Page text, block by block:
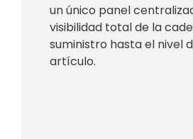
un único panel
visibilidad total de la
suministro hasta el nivel
artículo.